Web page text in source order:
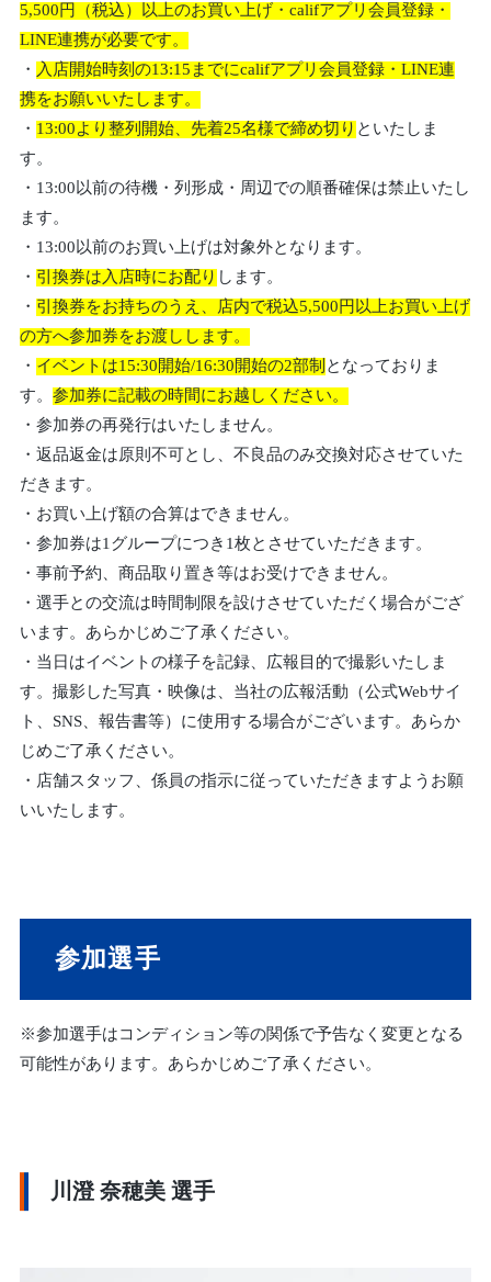
5,500円（税込）以上のお買い上げ・califアプリ会員登録・
LINE連携が必要です。
・ 入店開始時刻の13:15までにcalifアプリ会員登録・LINE連
携をお願いいたします。
・ 13:00より整列開始、先着25名様で締め切り といたしま
す。
・13:00以前の待機・列形成・周辺での順番確保は禁止いたし
ます。
・13:00以前のお買い上げは対象外となります。
・ 引換券は入店時にお配り します。
・ 引換券をお持ちのうえ、店内で税込5,500円以上お買い上げ
の方へ参加券をお渡しします。
・ イベントは15:30開始/16:30開始の2部制 となっておりま
す。参加券に記載の時間にお越しください。
・参加券の再発行はいたしません。
・返品返金は原則不可とし、不良品のみ交換対応させていた
だきます。
・お買い上げ額の合算はできません。
・参加券は1グループにつき1枚とさせていただきます。
・事前予約、商品取り置き等はお受けできません。
・選手との交流は時間制限を設けさせていただく場合がござ
います。あらかじめご了承ください。
・当日はイベントの様子を記録、広報目的で撮影いたしま
す。撮影した写真・映像は、当社の広報活動（公式Webサイ
ト、SNS、報告書等）に使用する場合がございます。あらか
じめご了承ください。
・店舗スタッフ、係員の指示に従っていただきますようお願
いいたします。
参加選手
※参加選手はコンディション等の関係で予告なく変更となる
可能性があります。あらかじめご了承ください。
川澄 奈穂美 選手